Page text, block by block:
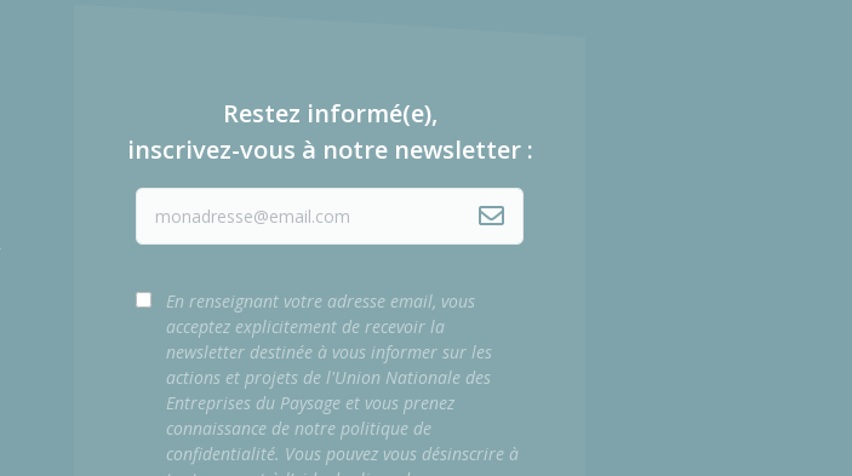
Restez informé(e),
inscrivez-vous à notre newsletter :
En renseignant votre adresse email, vous
acceptez explicitement de recevoir la
newsletter destinée à vous informer sur les
actions et projets de l'Union Nationale des
Entreprises du Paysage et vous prenez
connaissance de notre politique de
confidentialité. Vous pouvez vous désinscrire à